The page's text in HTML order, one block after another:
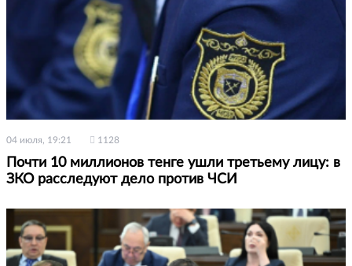
04 июля, 19:21 1128
Почти 10 миллионов тенге ушли третьему лицу: в
ЗКО расследуют дело против ЧСИ